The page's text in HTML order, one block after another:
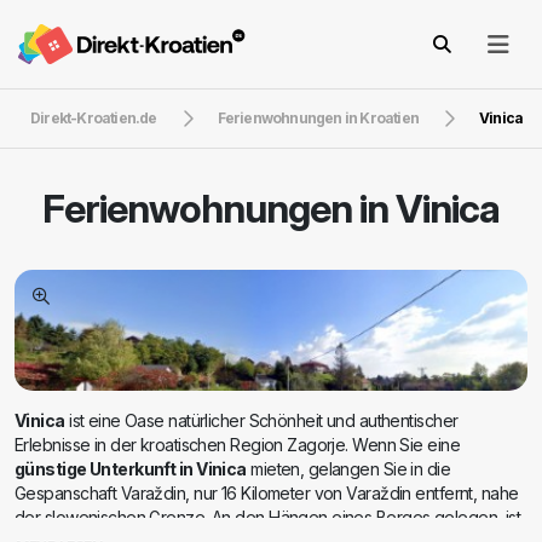
Direkt-Kroatien.de Ferienwohnungen in Kroatien Vinica
Ferienwohnungen inVinica
Vinica ist eine Oase natürlicher Schönheit und authentischer
Erlebnisse in der kroatischen Region Zagorje. Wenn Sie eine
günstige Unterkunft in Vinica mieten, gelangen Sie in die
Gespanschaft Varaždin, nur 16 Kilometer von Varaždin entfernt, nahe
der slowenischen Grenze. An den Hängen eines Berges gelegen, ist